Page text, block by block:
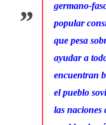
germano-
popular
que pesa
ayudar a
encuentran
el pueblo
las naciones